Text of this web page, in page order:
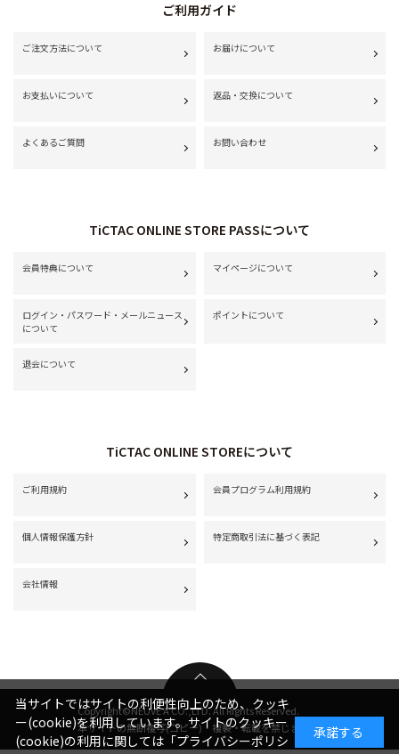
ご利用ガイド
ご注文方法について お届けについて
お支払いについて 返品・交換について
よくあるご質問 お問い合わせ
TiCTAC ONLINE STORE PASSについて
会員特典について マイページについて
ログイン・パスワード・メールニュース
について
ポイントについて
退会について
TiCTAC ONLINE STOREについて
ご利用規約 会員プログラム利用規約
個人情報保護方針 特定商取引法に基づく表記
会社情報
Copyright©NEUVE A CO.,LTD. All Rights Reserved.
本サイトの無断複写(コピー)・複製・転載を禁じます。
当サイトではサイトの利便性向上のため、クッキ
ー(cookie)を利用しています。サイトのクッキー
(cookie)の利用に関しては「プライバシーポリシ
承諾する